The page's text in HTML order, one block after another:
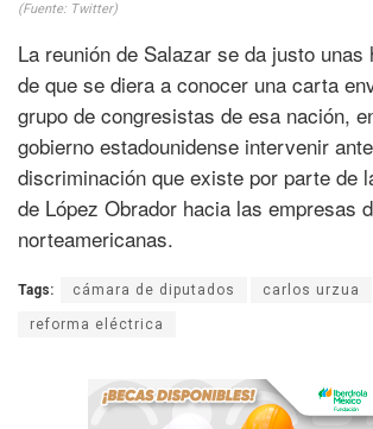
(Fuente: Twitter)
La reunión de Salazar se da justo unas
de que se diera a conocer una carta
grupo de congresistas de esa nación,
gobierno estadounidense intervenir
discriminación que existe por parte de
de López Obrador hacia las empresas
norteamericanas.
Tags: cámara de diputados carlos urzua
reforma eléctrica